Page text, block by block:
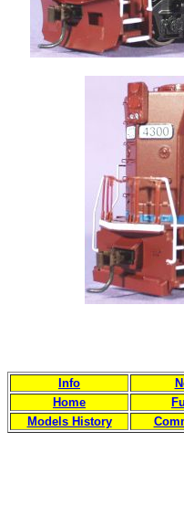
Info
Home
Models History